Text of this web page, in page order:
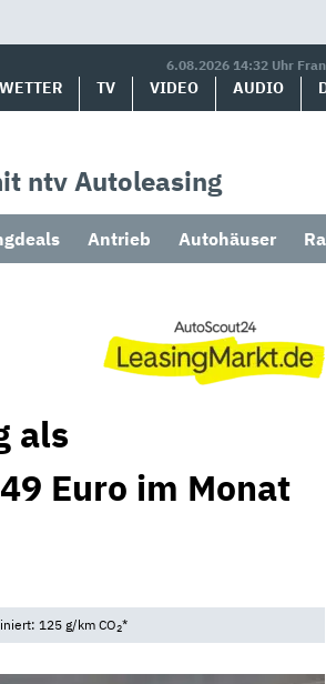
6.08.2026 14:32 Uhr
WETTER TV VIDEO AUDIO
ntv Autoleasing
Antrieb Autohäuser
als
Euro im Monat
125 g/km CO2*